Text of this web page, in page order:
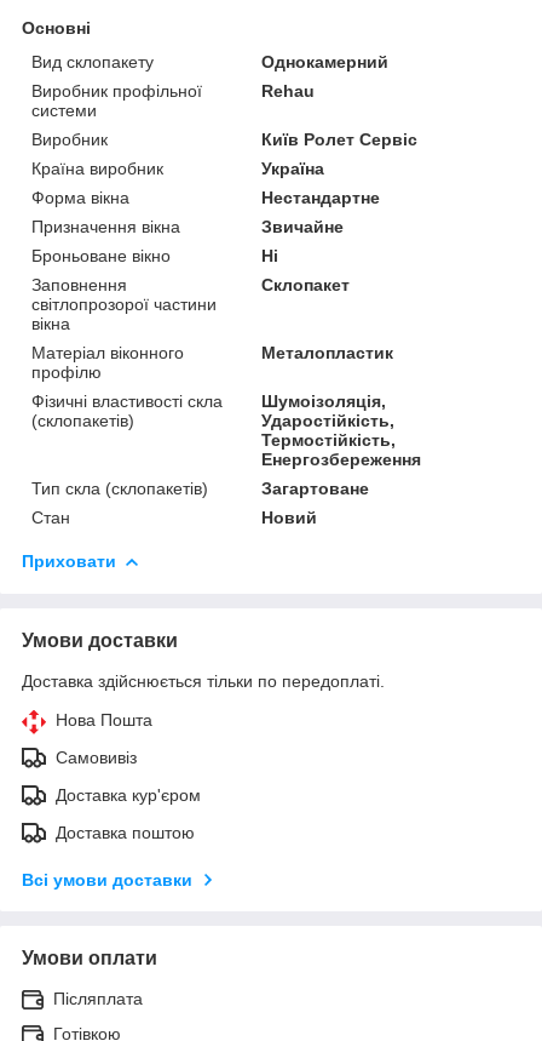
Основні
Вид склопакету
Однокамерний
Виробник профільної
системи
Rehau
Виробник
Київ Ролет Сервіс
Країна виробник
Україна
Форма вікна
Нестандартне
Призначення вікна
Звичайне
Броньоване вікно
Ні
Заповнення
світлопрозорої частини
вікна
Склопакет
Матеріал віконного
профілю
Металопластик
Фізичні властивості скла
(склопакетів)
Шумоізоляція,
Ударостійкість,
Термостійкість,
Енергозбереження
Тип скла (склопакетів)
Загартоване
Стан
Новий
Приховати
Умови доставки
Доставка здійснюється тільки по передоплаті.
Нова Пошта
Самовивіз
Доставка кур'єром
Доставка поштою
Всі умови доставки
Умови оплати
Післяплата
Готівкою